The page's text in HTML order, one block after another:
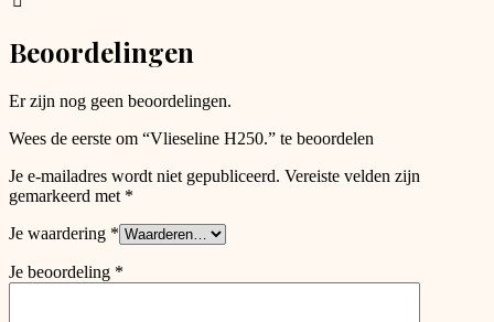
Beoordelingen
Er zijn nog geen beoordelingen.
Wees de eerste om “Vlieseline H250.” te beoordelen
Je e-mailadres wordt niet gepubliceerd. Vereiste velden zijn
gemarkeerd met *
Je waardering *
Je beoordeling *